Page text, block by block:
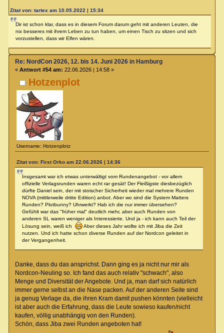
Zitat von: tartex am 10.05.2022 | 15:34
Dir ist schon klar, dass es in diesem Forum darum geht mit anderen Leuten, die
nix besseres mit ihrem Leben zu tun haben, um einen Tisch zu sitzen und sich
vorzustellen, dass wir Elfen wären.
Hotzenplot
Username: Hotzenplotz
Re: NordCon 2026, 12. bis 14. Juni 2026 in Hamburg
« Antwort #54 am: 22.06.2026 | 14:58 »
Zitat von: First Orko am 22.06.2026 | 14:36
Insgesamt war ich etwas unterwältigt vom Rundenangebot - vor allem
offizielle Verlagsrunden waren echt rar gesät! Der Fleißigste diesbezüglich
dürfte Daniel sein, der mit stoischer Sicherheit wieder mal mehrere Runden
NOVA (mittlerweile dritte Edition) anbot. Aber wo sind die System Matters
Runden? Plotbunny? Uhrwerkt? Hab ich die nur immer übersehen?
Gefühlt war das "früher mal" deutlich mehr, aber auch Runden von
anderen SL waren weniger als Interessierte. Und ja - ich kann auch Teil der
Lösung sein, weiß ich
Aber dieses Jahr wollte ich mit Jiba die Zeit
nutzen. Und ich hatte schon diverse Runden auf der Nordcon geleitet in
der Vergangenheit.
Danke, dass du das ansprichst. Dann ging es ja nicht nur mir als
Nordcon-Neuling so. Ich fand das auch relativ "schwach", also
Menge und Diversität der Angebote. Und ja, man darf sich natürlich
immer gerne selbst an die Nase packen. Auf der anderen Seite sind
ja genug Verlage da, die ihren Kram damit pushen könnten (vielleicht
ist aber auch die Erfahrung, dass die Leute sowieso kaufen/nicht
kaufen, völlig unabhängig von den Runden).
Schön, dass Jiba zwei Runden angeboten hat!